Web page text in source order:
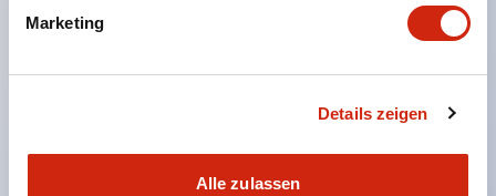
Marketing
Details zeigen
Alle zulassen
Deaktivierung (ISO14119, EN1088).
Terminalschrauben.
Verwendung von vergoldeten Kontakten für die